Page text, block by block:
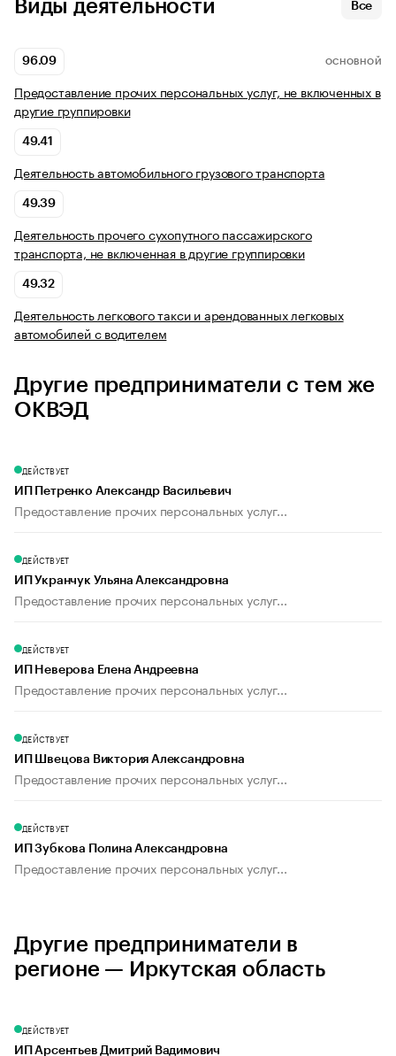
Виды деятельности Все
96.09 ОСНОВНОЙ
Предоставление прочих персональных услуг, не включенных в
другие группировки
49.41
Деятельность автомобильного грузового транспорта
49.39
Деятельность прочего сухопутного пассажирского
транспорта, не включенная в другие группировки
49.32
Деятельность легкового такси и арендованных легковых
автомобилей с водителем
Другие предприниматели с тем же
ОКВЭД
ДЕЙСТВУЕТ
ИП Петренко Александр Васильевич
Предоставление прочих персональных услуг...
ДЕЙСТВУЕТ
ИП Укранчук Ульяна Александровна
Предоставление прочих персональных услуг...
ДЕЙСТВУЕТ
ИП Неверова Елена Андреевна
Предоставление прочих персональных услуг...
ДЕЙСТВУЕТ
ИП Швецова Виктория Александровна
Предоставление прочих персональных услуг...
ДЕЙСТВУЕТ
ИП Зубкова Полина Александровна
Предоставление прочих персональных услуг...
Другие предприниматели в
регионе — Иркутская область
ДЕЙСТВУЕТ
ИП Арсентьев Дмитрий Вадимович